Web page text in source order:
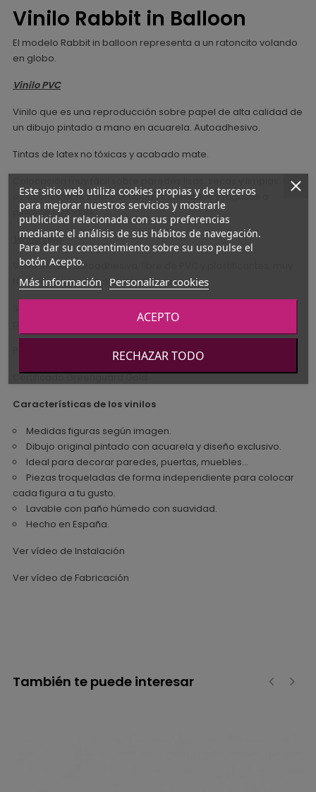
Vinilo Rabbit in Balloon
El modelo Rabbit in balloon representa a un ratoncito volando
en globo.
Vinilo PVC
Vinilo que es una reproducción sobre papel de alta calidad de
un dibujo pintado a mano en acuarela. Autoadhesivo.
Tintas de latex no tóxicas y acabado mate.
Colocación muy fácil sobre paredes lisas, secas y limpias. No
es aconsejable sobre acabados satinados y rugosos o
pinturas con latex.
Vinilo Tela
Vinilo en tela autoadhesiva, libre de PVC y plastificantes, muy
fácil de aplicar. Efecto pintado a mano.
podrás reposicionar varias veces sin dañar las paredes.
Posibilidad de utilizar en gotelé de gota fina y plana.
Certificado Greenguard Gold.
Características de los vinilos
Medidas figuras según imagen.
Dibujo original pintado con acuarela y diseño exclusivo.
Ideal para decorar paredes, puertas, muebles...
Piezas troqueladas de forma independiente para colocar
cada figura a tu gusto.
Lavable con paño húmedo con suavidad.
Hecho en España.
Ver vídeo de Instalación
Ver vídeo de Fabricación
También te puede interesar
Este sitio web utiliza cookies propias y de terceros
para mejorar nuestros servicios y mostrarle
publicidad relacionada con sus preferencias
mediante el análisis de sus hábitos de navegación.
Para dar su consentimiento sobre su uso pulse el
botón Acepto.
Más información Personalizar cookies
RECHAZAR TODO
ACEPTO